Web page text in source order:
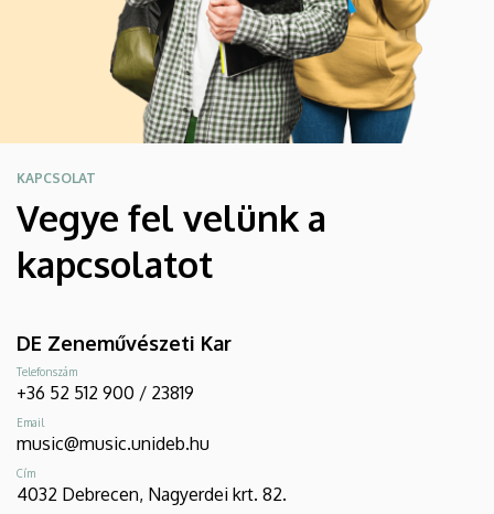
KAPCSOLAT
Vegye fel velünk a
kapcsolatot
DE Zeneművészeti Kar
Telefonszám
+36 52 512 900 / 23819
Email
music@music.unideb.hu
Cím
4032 Debrecen, Nagyerdei krt. 82.